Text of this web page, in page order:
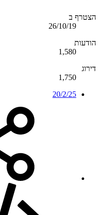
הצטרף ב
26/10/19
הודעות
1,580
דירוג
1,750
20/2/25